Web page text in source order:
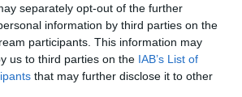
separately opt-out of the further
information by third parties on the
participants. This information may
us to third parties on the IAB’s List of
that may further disclose it to other